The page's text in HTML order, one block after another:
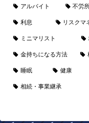
アルバイト 不労
利息 リスクマ
ミニマリスト
金持ちになる方法
睡眠 健康
相続・事業継承